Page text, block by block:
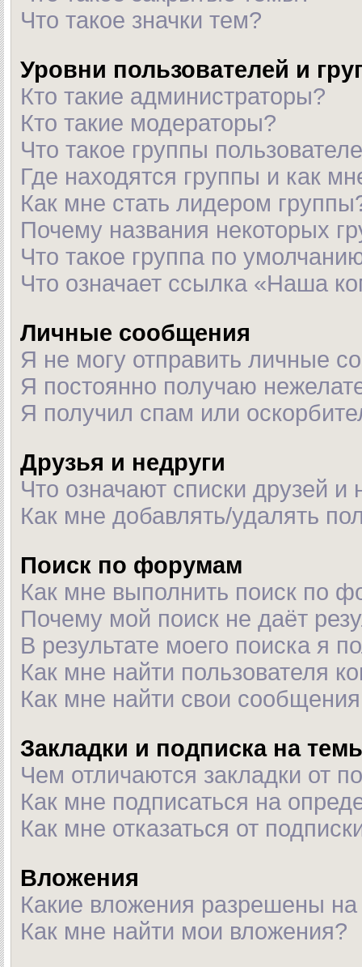
Что такое значки тем?
Уровни пользователей и
Кто такие администраторы?
Кто такие модераторы?
Что такое группы
Где находятся группы и как
Как мне стать лидером
Почему названия некоторых
Что такое группа по
Что означает ссылка «Наша
Личные сообщения
Я не могу отправить личные
Я постоянно получаю
Я получил спам или
Друзья и недруги
Что означают списки друзей и
Как мне добавлять/удалять
Поиск по форумам
Как мне выполнить поиск по
Почему мой поиск не даёт
В результате моего поиска я
Как мне найти пользователя
Как мне найти свои
Закладки и подписка на
Чем отличаются закладки от
Как мне подписаться на
Как мне отказаться от
Вложения
Какие вложения разрешены
Как мне найти мои вложения?